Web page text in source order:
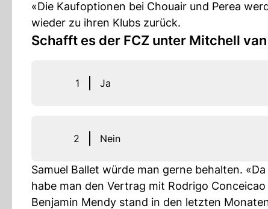
«Die Kaufoptionen bei Chouair und Perea
wieder zu ihren Klubs zurück.
Schafft es der FCZ unter Mitchell
1 Ja
2 Nein
Samuel Ballet würde man gerne behalten.
habe man den Vertrag mit Rodrigo
Benjamin Mendy stand in den letzten